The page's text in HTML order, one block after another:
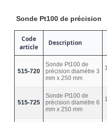
Sonde Pt100 de précision
Code
article
Description
515-720
Sonde Pt100 de
précision diamètre 3
mm x 250 mm
515-725
Sonde Pt100 de
précision diamètre 6
mm x 250 mm